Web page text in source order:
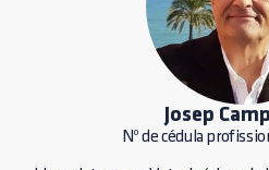
Josep
Nº de cédula